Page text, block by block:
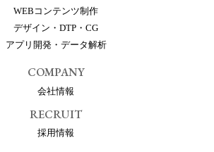
WEBコンテンツ制作
デザイン・DTP・CG
アプリ開発・データ解析
COMPANY
会社情報
RECRUIT
採用情報